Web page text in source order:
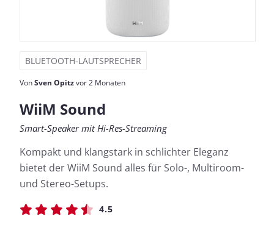
BLUETOOTH-LAUTSPRECHER
VonSven Opitzvor 2 Monaten
WiiM Sound
Smart-Speaker mit Hi-Res-Streaming
Kompakt und klangstark in schlichter Eleganz
bietet der WiiM Sound alles für Solo-, Multiroom-
und Stereo-Setups.
4.5